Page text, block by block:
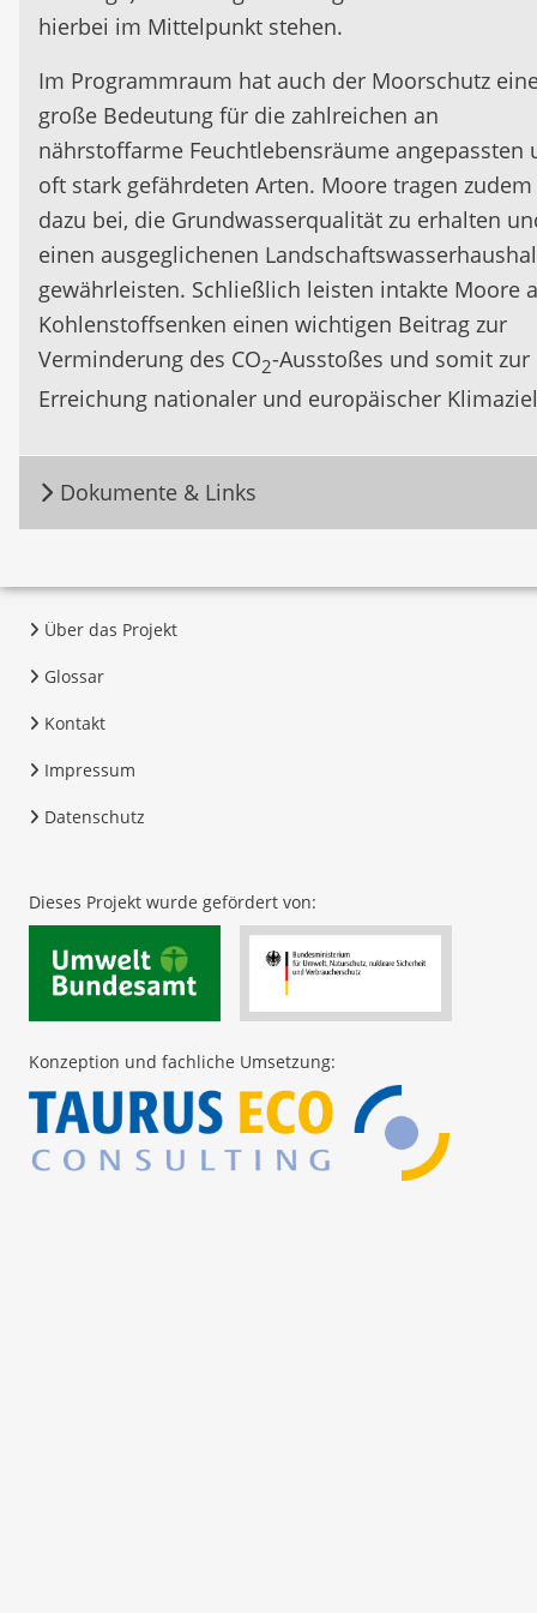
hierbei im Mittelpunkt stehen.
Im Programmraum hat auch der Moorschutz
große Bedeutung für die zahlreichen an
nährstoffarme Feuchtlebensräume angepassten
oft stark gefährdeten Arten. Moore tragen zudem
dazu bei, die Grundwasserqualität zu erhalten
einen ausgeglichenen
gewährleisten. Schließlich leisten intakte Moore
Kohlenstoffsenken einen wichtigen Beitrag zur
Verminderung des CO2-Ausstoßes und somit zur
Erreichung nationaler und europäischer
Dokumente & Links
Über das Projekt
Glossar
Kontakt
Impressum
Datenschutz
Dieses Projekt wurde gefördert von:
Konzeption und fachliche Umsetzung: